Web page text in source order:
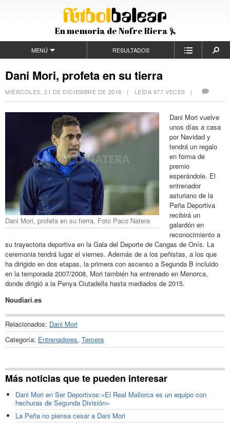
En memoria de Nofre Riera
MENÚ RESULTADOS
Dani Mori, profeta en su tierra
MIÉRCOLES, 21 DE DICIEMBRE DE 2016 | LEÍDA 977 VECES |
Dani Mori, profeta en su tierra. Foto Paco Natera
Dani Mori vuelve
unos días a casa
por Navidad y
tendrá un regalo
en forma de
premio
esperándole. El
entrenador
asturiano de la
Peña Deportiva
recibirá un
galardón en
reconocimiento a
su trayectoria deportiva en la Gala del Deporte de Cangas de Onís. La
ceremonia tendrá lugar el viernes. Además de a los peñistas, a los que
ha dirigido en dos etapas, la primera con ascenso a Segunda B incluido
en la temporada 2007/2008, Mori también ha entrenado en Menorca,
donde dirigió a la Penya Ciutadella hasta mediados de 2015.
Noudiari.es
Relacionados: Dani Mori
Categoría: Entrenadores, Tercera
Más noticias que te pueden interesar
Dani Mori en Ser Deportivos:»El Real Mallorca es un equipo con
hechuras de Segunda División»
La Peña no piensa cesar a Dani Mori